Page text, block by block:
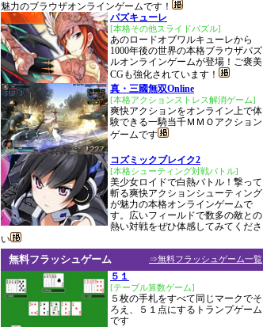
魅力のブラウザオンラインゲームです！
パズキューレ
[本格その他スライドパズル]
あのロードオブワルキューレから
1000年後の世界の本格ブラウザパズ
ルオンラインゲームが登場！ご褒美
CGも強化されています！
真・三國無双Online
[本格アクションストレス解消ゲーム]
爽快アクションをオンライン上で体
験できる一騎当千ＭＭＯアクション
ゲームです
コズミックブレイク2
[本格シューティング対戦バトル]
美少女ロイドで白熱バトル！撃って
斬る爽快アクションシューティング
が魅力の本格オンラインゲームで
す。広いフィールドで数多の敵との
熱い対戦をぜひ体感してみてくださ
い
⇒無料フラッシュゲーム一覧
無料フラッシュゲーム
５１
[テーブル算数ゲーム]
５枚の手札をすべて同じマークでそ
ろえ、５１点にするトランプゲーム
です